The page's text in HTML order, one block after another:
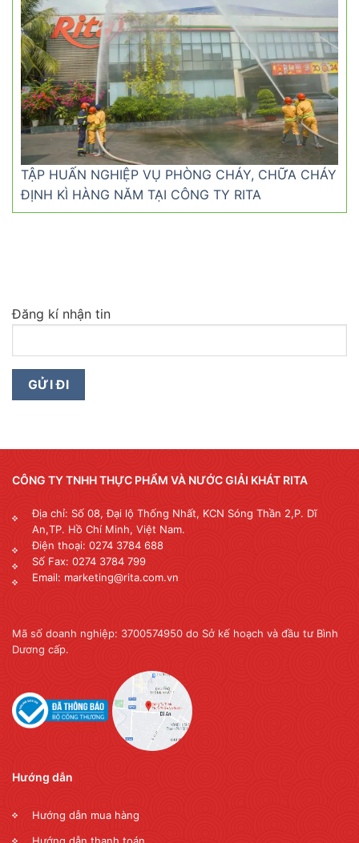
TẬP HUẤN NGHIỆP VỤ PHÒNG CHÁY, CHỮA CHÁY
ĐỊNH KÌ HÀNG NĂM TẠI CÔNG TY RITA
Đăng kí nhận tin
CÔNG TY TNHH THỰC PHẨM VÀ NƯỚC GIẢI KHÁT RITA
Địa chỉ: Số 08, Đại lộ Thống Nhất, KCN Sóng Thần 2,P. Dĩ
An,TP. Hồ Chí Minh, Việt Nam.
Điện thoại: 0274 3784 688
Số Fax: 0274 3784 799
Email: marketing@rita.com.vn
Mã số doanh nghiệp: 3700574950 do Sở kế hoạch và đầu tư Bình
Dương cấp.
Hướng dẫn
Hướng dẫn mua hàng
Hướng dẫn thanh toán